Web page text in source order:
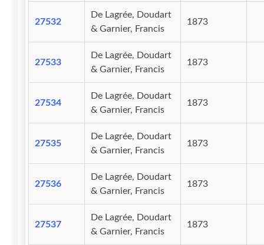
27532
De Lagrée, Doudart
& Garnier, Francis
1873
27533
De Lagrée, Doudart
& Garnier, Francis
1873
27534
De Lagrée, Doudart
& Garnier, Francis
1873
27535
De Lagrée, Doudart
& Garnier, Francis
1873
27536
De Lagrée, Doudart
& Garnier, Francis
1873
27537
De Lagrée, Doudart
& Garnier, Francis
1873